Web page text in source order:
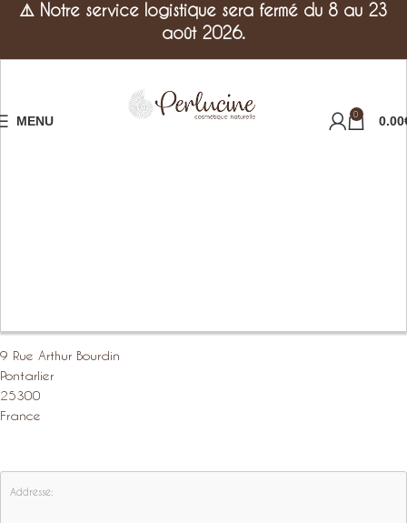
MENU 0 0.00
9 Rue Arthur Bourdin
Pontarlier
25300
France
Addresse:
⚠️ Notre service logistique sera fermé du 8 au 23
août 2026.